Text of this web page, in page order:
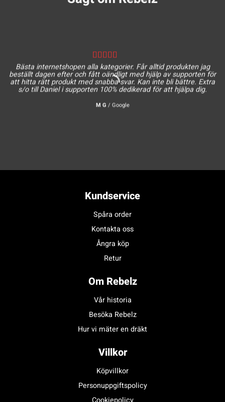
Bästa internetshopen alla kategorier. Får alltid produkten jag
beställt dagen efter och fått oändligt med hjälp av supporten för
att hitta rätt produkt med snabba svar. Kan inte bli bättre. Extra
s/o till Daniel i supporten 100% dedikerad för att hjälpa dig.
M G / Google
Kundservice
Spåra order
Kontakta oss
Ångra köp
Retur
Om Rebelz
Vår historia
Besöka Rebelz
Hur vi mäter en dräkt
Villkor
Köpvillkor
Personuppgiftspolicy